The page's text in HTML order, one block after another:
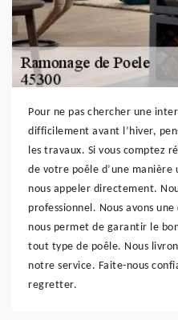
Pour ne pas chercher une
difficilement avant l’hiver,
les travaux. Si vous comptez
de votre poêle d’une manière
nous appeler directement.
professionnel. Nous avons
nous permet de garantir le
tout type de poêle. Nous
notre service. Faite-nous
regretter.